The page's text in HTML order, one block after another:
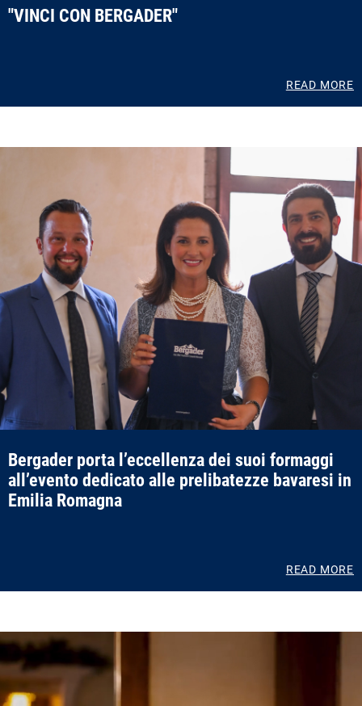
"VINCI CON BERGADER"
READ MORE
Bergader porta l’eccellenza dei suoi formaggi
all’evento dedicato alle prelibatezze bavaresi in
Emilia Romagna
READ MORE